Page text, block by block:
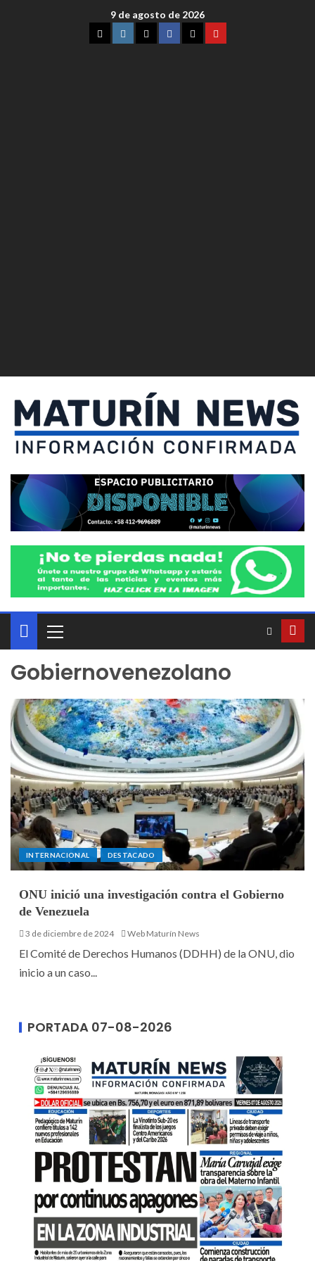
9 de agosto de 2026
Gobiernovenezolano
INTERNACIONAL DESTACADO
ONU inició una investigación contra el Gobierno
de Venezuela
3 de diciembre de 2024 Web Maturín News
El Comité de Derechos Humanos (DDHH) de la ONU, dio
inicio a un caso...
PORTADA 07-08-2026